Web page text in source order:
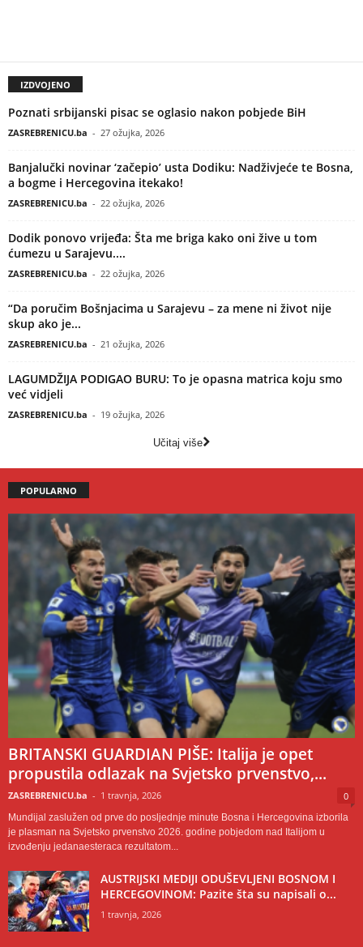
IZDVOJENO
Poznati srbijanski pisac se oglasio nakon pobjede BiH
ZASREBRENICU.ba - 27 ožujka, 2026
Banjalučki novinar ‘začepio’ usta Dodiku: Nadživjeće te Bosna,
a bogme i Hercegovina itekako!
ZASREBRENICU.ba - 22 ožujka, 2026
Dodik ponovo vrijeđa: Šta me briga kako oni žive u tom
ćumezu u Sarajevu....
ZASREBRENICU.ba - 22 ožujka, 2026
“Da poručim Bošnjacima u Sarajevu – za mene ni život nije
skup ako je...
ZASREBRENICU.ba - 21 ožujka, 2026
LAGUMDŽIJA PODIGAO BURU: To je opasna matrica koju smo
već vidjeli
ZASREBRENICU.ba - 19 ožujka, 2026
Učitaj više
POPULARNO
BRITANSKI GUARDIAN PIŠE: Italija je opet
propustila odlazak na Svjetsko prvenstvo,...
ZASREBRENICU.ba - 1 travnja, 2026 0
Mundijal zaslužen od prve do posljednje minute Bosna i Hercegovina izborila
je plasman na Svjetsko prvenstvo 2026. godine pobjedom nad Italijom u
izvođenju jedanaesteraca rezultatom...
AUSTRIJSKI MEDIJI ODUŠEVLJENI BOSNOM I
HERCEGOVINOM: Pazite šta su napisali o...
1 travnja, 2026